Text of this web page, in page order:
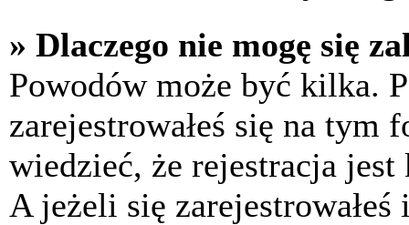
» Dlaczego nie mogę się
Powodów może być kilka.
zarejestrowałeś się na tym
wiedzieć, że rejestracja
A jeżeli się